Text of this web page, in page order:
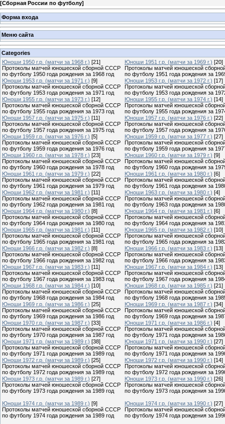
[Сборная России по футболу]
Форма входа
Меню сайта
Categories
Юноши 1950 г.р. (матчи за 1968 г.) [21]
Протоколы матчей юношеской сборной СССР
по футболу 1950 года рождения за 1968 год
Юноши 1951 г.р. (матчи за 1969 г.) [20]
Протоколы матчей юношеской
по футболу 1951 года рождения за
Юноши 1953 г.р. (матчи за 1971 г.) [9]
Протоколы матчей юношеской сборной СССР
по футболу 1953 года рождения за 1971 год
Юноши 1953 г.р. (матчи за 1972 г.) [17]
Протоколы матчей юношеской
по футболу 1953 года рождения за
Юноши 1955 г.р. (матчи за 1973 г.) [12]
Протоколы матчей юношеской сборной СССР
по футболу 1955 года рождения за 1973 год
Юноши 1955 г.р. (матчи за 1974 г.) [14]
Протоколы матчей юношеской
по футболу 1955 года рождения за
Юноши 1957 г.р. (матчи за 1975 г.) [11]
Протоколы матчей юношеской сборной СССР
по футболу 1957 года рождения за 1975 год
Юноши 1957 г.р. (матчи за 1976 г.) [22]
Протоколы матчей юношеской
по футболу 1957 года рождения за
Юноши 1959 г.р. (матчи за 1976 г.) [5]
Протоколы матчей юношеской сборной СССР
по футболу 1959 года рождения за 1976 год
Юноши 1959 г.р. (матчи за 1977 г.) [27]
Протоколы матчей юношеской
по футболу 1959 года рождения за
Юноши 1960 г.р. (матчи за 1978 г.) [23]
Протоколы матчей юношеской сборной СССР
по футболу 1960 года рождения за 1978 год
Юноши 1960 г.р. (матчи за 1979 г.) [9]
Протоколы матчей юношеской
по футболу 1960 года рождения за
Юноши 1961 г.р. (матчи за 1979 г.) [22]
Протоколы матчей юношеской сборной СССР
по футболу 1961 года рождения за 1979 год
Юноши 1961 г.р. (матчи за 1980 г.) [6]
Протоколы матчей юношеской
по футболу 1961 года рождения за
Юноши 1962 г.р. (матчи за 1981 г.) [11]
Протоколы матчей юношеской сборной СССР
по футболу 1962 года рождения за 1981 год
Юноши 1963 г.р. (матчи за 1980 г.) [4]
Протоколы матчей юношеской
по футболу 1963 года рождения за
Юноши 1964 г.р. (матчи за 1980 г.) [8]
Протоколы матчей юношеской сборной СССР
по футболу 1964 года рождения за 1980 год
Юноши 1964 г.р. (матчи за 1981 г.) [6]
Протоколы матчей юношеской
по футболу 1964 года рождения за
Юноши 1965 г.р. (матчи за 1981 г.) [11]
Протоколы матчей юношеской сборной СССР
по футболу 1965 года рождения за 1981 год
Юноши 1965 г.р. (матчи за 1982 г.) [10]
Протоколы матчей юношеской
по футболу 1965 года рождения за
Юноши 1966 г.р. (матчи за 1982 г.) [8]
Протоколы матчей юношеской сборной СССР
по футболу 1966 года рождения за 1982 год
Юноши 1966 г.р. (матчи за 1983 г.) [13]
Протоколы матчей юношеской
по футболу 1966 года рождения за
Юноши 1967 г.р. (матчи за 1983 г.) [11]
Протоколы матчей юношеской сборной СССР
по футболу 1967 года рождения за 1983 год
Юноши 1967 г.р. (матчи за 1984 г.) [13]
Протоколы матчей юношеской
по футболу 1967 года рождения за
Юноши 1968 г.р. (матчи за 1984 г.) [10]
Протоколы матчей юношеской сборной СССР
по футболу 1968 года рождения за 1984 год
Юноши 1968 г.р. (матчи за 1985 г.) [21]
Протоколы матчей юношеской
по футболу 1968 года рождения за
Юноши 1969 г.р. (матчи за 1986 г.) [25]
Протоколы матчей юношеской сборной СССР
по футболу 1969 года рождения за 1986 год
Юноши 1969 г.р. (матчи за 1987 г.) [34]
Протоколы матчей юношеской
по футболу 1969 года рождения за
Юноши 1970 г.р. (матчи за 1987 г.) [33]
Протоколы матчей юношеской сборной СССР
по футболу 1970 года рождения за 1987 год
Юноши 1971 г.р. (матчи за 1986 г.) [4]
Протоколы матчей юношеской
по футболу 1971 года рождения за
Юноши 1971 г.р. (матчи за 1989 г.) [38]
Протоколы матчей юношеской сборной СССР
по футболу 1971 года рождения за 1989 год
Юноши 1971 г.р. (матчи за 1990 г.) [27]
Протоколы матчей юношеской
по футболу 1971 года рождения за
Юноши 1972 г.р. (матчи за 1989 г.) [25]
Протоколы матчей юношеской сборной СССР
по футболу 1972 года рождения за 1989 год
Юноши 1972 г.р. (матчи за 1990 г.) [14]
Протоколы матчей юношеской
по футболу 1972 года рождения за
Юноши 1973 г.р. (матчи за 1989 г.) [27]
Протоколы матчей юношеской сборной СССР
по футболу 1973 года рождения за 1989 год
Юноши 1973 г.р. (матчи за 1990 г.) [26]
Протоколы матчей юношеской
по футболу 1973 года рождения за
Юноши 1974 г.р. (матчи за 1989 г.) [9]
Протоколы матчей юношеской сборной СССР
по футболу 1974 года рождения за 1989 год
Юноши 1974 г.р. (матчи за 1990 г.) [27]
Протоколы матчей юношеской
по футболу 1974 года рождения за